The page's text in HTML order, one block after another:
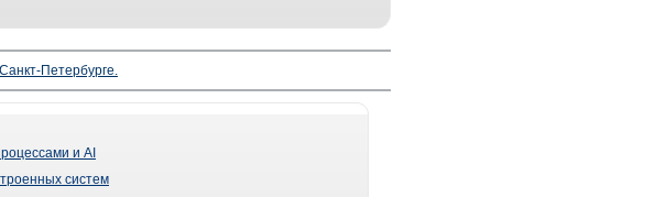
Петербурге.
и AI
систем